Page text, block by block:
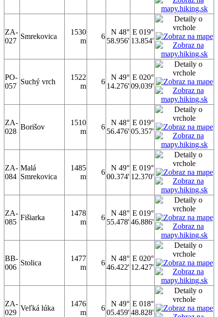
ZA-
027
Smrekovica
1530
m
6
N 48°
58.956'
E 019°
13.854'
PO-
057
Suchý vrch
1522
m
6
N 49°
14.276'
E 020°
09.039'
ZA-
028
Borišov
1510
m
6
N 48°
56.476'
E 019°
05.357'
ZA-
084
Malá
Smrekovica
1485
m
6
N 49°
00.374'
E 019°
12.370'
ZA-
085
Fišiarka
1478
m
6
N 48°
55.478'
E 019°
46.886'
BB-
006
Stolica
1477
m
6
N 48°
46.422'
E 020°
12.427'
ZA-
029
Veľká lúka
1476
m
6
N 49°
05.459'
E 018°
48.828'